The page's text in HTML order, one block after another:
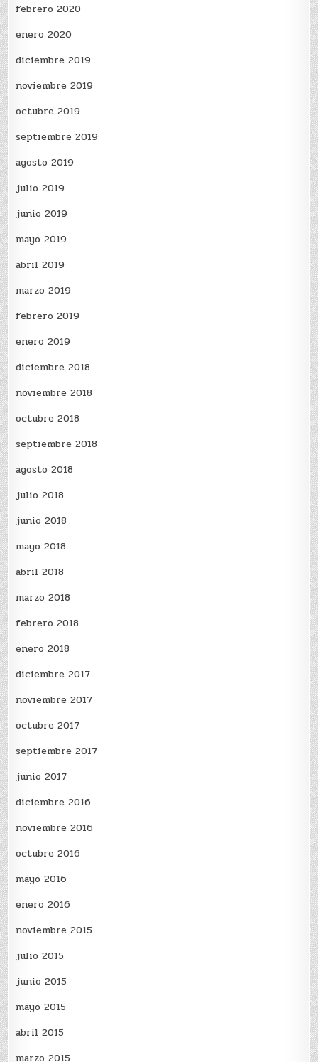
febrero 2020
enero 2020
diciembre 2019
noviembre 2019
octubre 2019
septiembre 2019
agosto 2019
julio 2019
junio 2019
mayo 2019
abril 2019
marzo 2019
febrero 2019
enero 2019
diciembre 2018
noviembre 2018
octubre 2018
septiembre 2018
agosto 2018
julio 2018
junio 2018
mayo 2018
abril 2018
marzo 2018
febrero 2018
enero 2018
diciembre 2017
noviembre 2017
octubre 2017
septiembre 2017
junio 2017
diciembre 2016
noviembre 2016
octubre 2016
mayo 2016
enero 2016
noviembre 2015
julio 2015
junio 2015
mayo 2015
abril 2015
marzo 2015